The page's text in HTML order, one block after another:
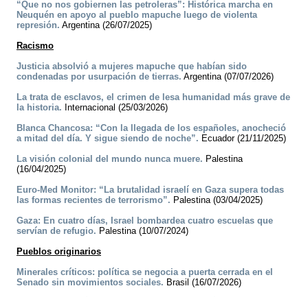
“Que no nos gobiernen las petroleras”: Histórica marcha en
Neuquén en apoyo al pueblo mapuche luego de violenta
represión. Argentina (26/07/2025)
Racismo
Justicia absolvió a mujeres mapuche que habían sido
condenadas por usurpación de tierras. Argentina (07/07/2026)
La trata de esclavos, el crimen de lesa humanidad más grave de
la historia. Internacional (25/03/2026)
Blanca Chancosa: “Con la llegada de los españoles, anocheció
a mitad del día. Y sigue siendo de noche”. Ecuador (21/11/2025)
La visión colonial del mundo nunca muere. Palestina
(16/04/2025)
Euro-Med Monitor: “La brutalidad israelí en Gaza supera todas
las formas recientes de terrorismo”. Palestina (03/04/2025)
Gaza: En cuatro días, Israel bombardea cuatro escuelas que
servían de refugio. Palestina (10/07/2024)
Pueblos originarios
Minerales críticos: política se negocia a puerta cerrada en el
Senado sin movimientos sociales. Brasil (16/07/2026)